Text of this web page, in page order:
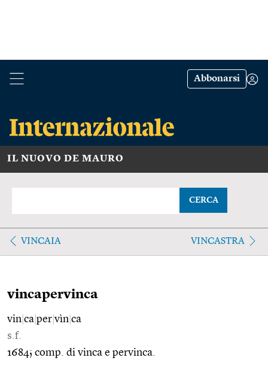
Abbonarsi
IL NUOVO DE MAURO
CERCA
VINCAIA VINCASTRA
vincapervinca
vin ca per vìn ca
s.f.
1684; comp. di vinca e pervinca.